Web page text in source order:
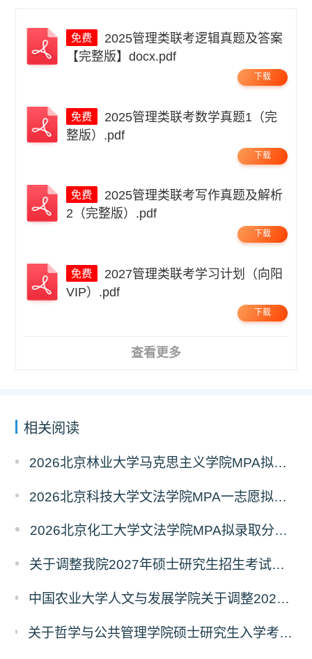
【完整版】docx.pdf
下载
整版）.pdf
下载
2（完整版）.pdf
下载
VIP）.pdf
下载
查看更多
相关阅读
2026北京林业大学马克思主义学院MPA拟录取分析解读
2026北京科技大学文法学院MPA一志愿拟录取分析解读
2026北京化工大学文法学院MPA拟录取分析解读
关于调整我院2027年硕士研究生招生考试科目及参考书的通知
中国农业大学人文与发展学院关于调整2027年硕士研究生招生考试初试科目的通知
关于哲学与公共管理学院硕士研究生入学考试（初试） 考试科目及参考书目变更的通知（二）